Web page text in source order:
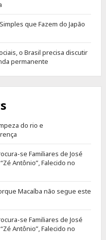
que Fazem do Japão
o Brasil precisa discutir
permanente
do rio e
se Familiares de José
Antônio”, Falecido no
Macaíba não segue este
se Familiares de José
Antônio”, Falecido no